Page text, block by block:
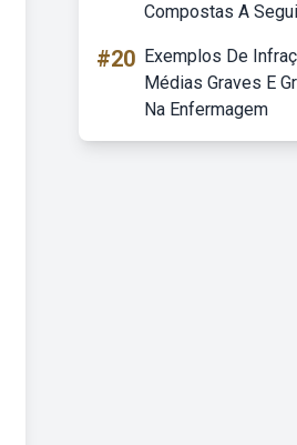
Compostas A
#20 Exemplos De
Médias Graves E
Na Enfermagem